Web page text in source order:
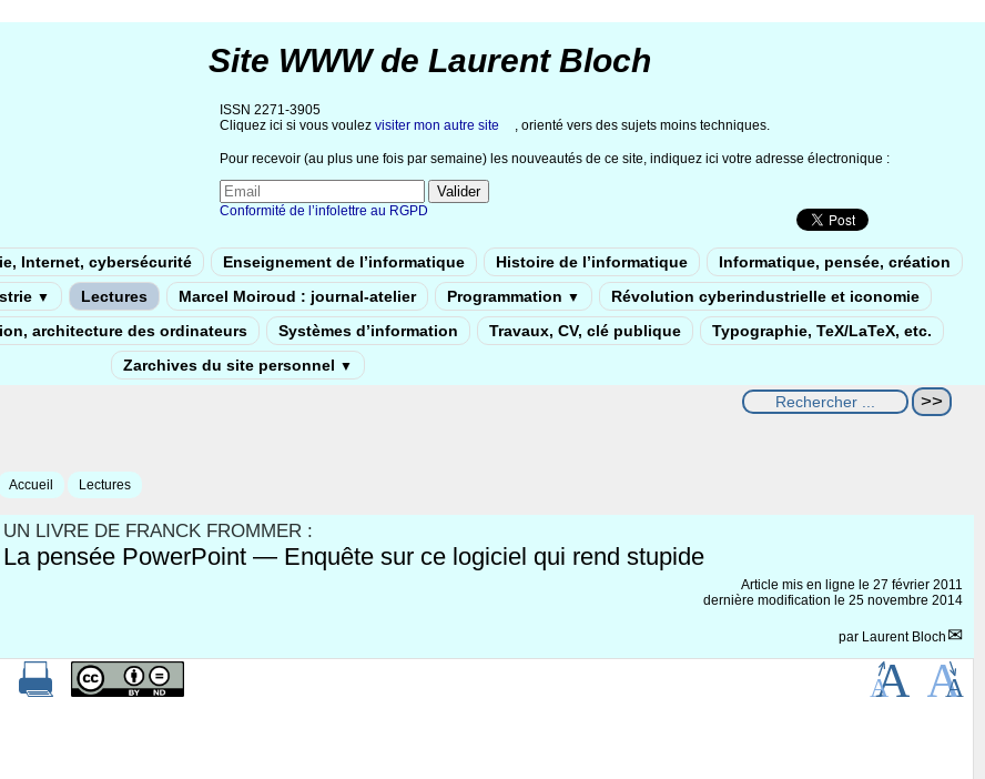
Site WWW de Laurent Bloch
ISSN 2271-3905
Cliquez ici si vous voulez visiter mon autre site , orienté vers des sujets moins techniques.
Pour recevoir (au plus une fois par semaine) les nouveautés de ce site, indiquez ici votre adresse électronique :
Conformité de l’infolettre au RGPD
Internet, cybersécurité Enseignement de l’informatique Histoire de l’informatique
Informatique, pensée, création
▼ Lectures Marcel Moiroud : journal-atelier Programmation ▼
Révolution cyberindustrielle et iconomie
architecture des ordinateurs Systèmes d’information Travaux, CV, clé publique
Typographie, TeX/LaTeX, etc.
Zarchives du site personnel ▼
Accueil Lectures
UN LIVRE DE FRANCK FROMMER :
La pensée PowerPoint — Enquête sur ce logiciel qui rend stupide
Article mis en ligne le 27 février 2011
dernière modification le 25 novembre 2014
par Laurent Bloch